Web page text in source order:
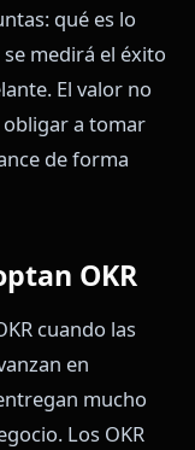
qué es lo
medirá el éxito
El valor no
obligar a tomar
de forma
OKR
cuando las
en
mucho
Los OKR